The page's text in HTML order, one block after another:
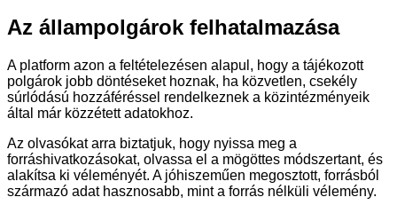
Az állampolgárok felhatalmazása
A platform azon a feltételezésen alapul, hogy a tájékozott
polgárok jobb döntéseket hoznak, ha közvetlen, csekély
súrlódású hozzáféréssel rendelkeznek a közintézményeik
által már közzétett adatokhoz.
Az olvasókat arra biztatjuk, hogy nyissa meg a
forráshivatkozásokat, olvassa el a mögöttes módszertant, és
alakítsa ki véleményét. A jóhiszeműen megosztott, forrásból
származó adat hasznosabb, mint a forrás nélküli vélemény.